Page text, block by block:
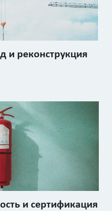
и реконструкция
и сертификация